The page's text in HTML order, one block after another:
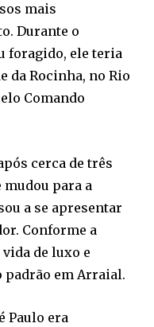
mais
Durante o
foragido, ele teria
da Rocinha, no Rio
Comando
cerca de três
para a
a se apresentar
Conforme a
de luxo e
padrão em Arraial.
Paulo era